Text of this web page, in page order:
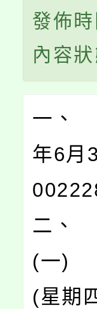
發佈
內容
一、
年6月
二、
(一)
(星期